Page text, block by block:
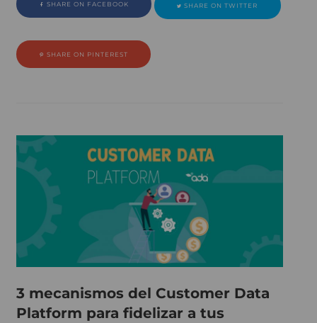
SHARE ON FACEBOOK SHARE ON TWITTER
SHARE ON PINTEREST
3 mecanismos del Customer Data
Platform para fidelizar a tus